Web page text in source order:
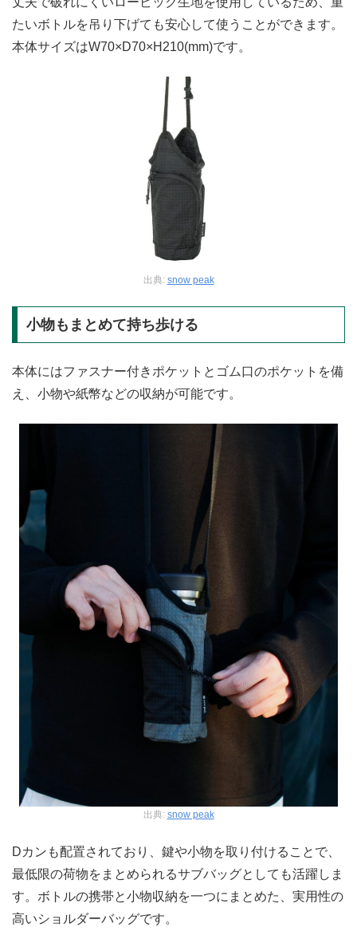
たいボトルを吊り下げても安心して使うことができます。
本体サイズはW70×D70×H210(mm)です。
出典: snow peak
小物もまとめて持ち歩ける
本体にはファスナー付きポケットとゴム口のポケットを備
え、小物や紙幣などの収納が可能です。
出典: snow peak
Dカンも配置されており、鍵や小物を取り付けることで、
最低限の荷物をまとめられるサブバッグとしても活躍しま
す。ボトルの携帯と小物収納を一つにまとめた、実用性の
高いショルダーバッグです。